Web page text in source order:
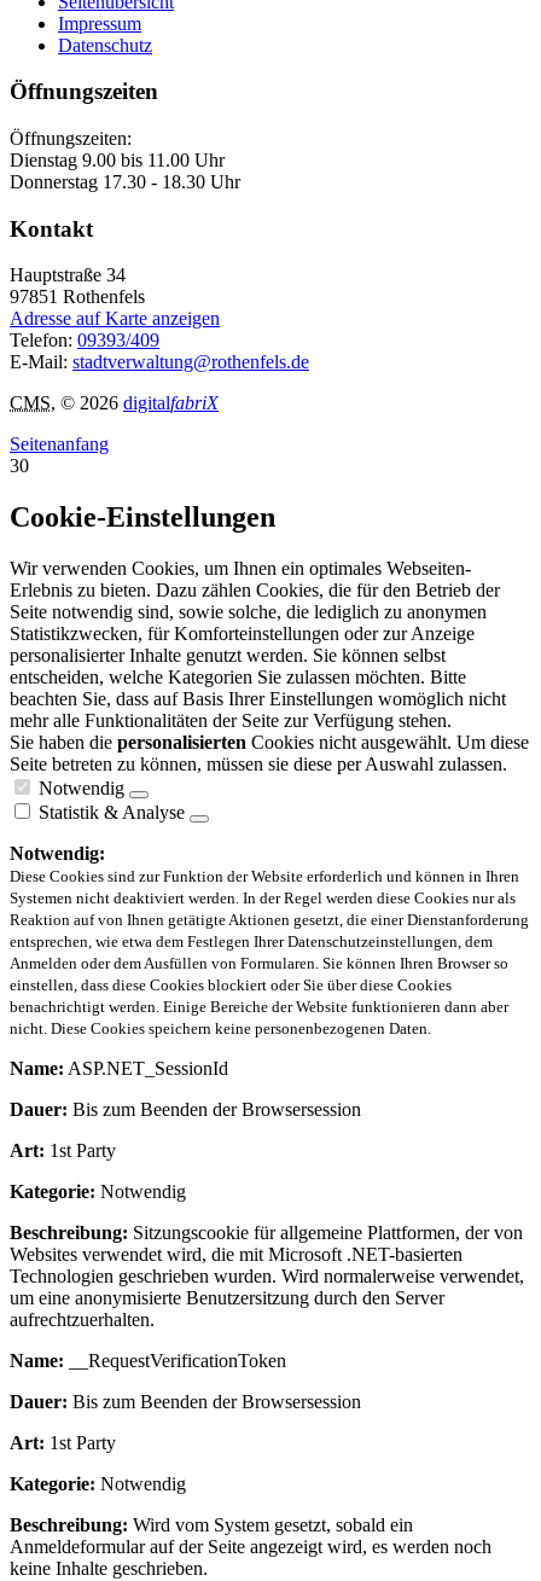
Impressum
Datenschutz
Öffnungszeiten
Öffnungszeiten:
Dienstag 9.00 bis 11.00 Uhr
Donnerstag 17.30 - 18.30 Uhr
Kontakt
Hauptstraße 34
97851 Rothenfels
Adresse auf Karte anzeigen
Telefon: 09393/409
E-Mail: stadtverwaltung@rothenfels.de
CMS, © 2026 digitalfabriX
Seitenanfang
30
Cookie-Einstellungen
Wir verwenden Cookies, um Ihnen ein optimales Webseiten-
Erlebnis zu bieten. Dazu zählen Cookies, die für den Betrieb der
Seite notwendig sind, sowie solche, die lediglich zu anonymen
Statistikzwecken, für Komforteinstellungen oder zur Anzeige
personalisierter Inhalte genutzt werden. Sie können selbst
entscheiden, welche Kategorien Sie zulassen möchten. Bitte
beachten Sie, dass auf Basis Ihrer Einstellungen womöglich nicht
mehr alle Funktionalitäten der Seite zur Verfügung stehen.
Sie haben die personalisierten Cookies nicht ausgewählt. Um diese
Seite betreten zu können, müssen sie diese per Auswahl zulassen.
Notwendig
Statistik & Analyse
Notwendig:
Diese Cookies sind zur Funktion der Website erforderlich und können in Ihren
Systemen nicht deaktiviert werden. In der Regel werden diese Cookies nur als
Reaktion auf von Ihnen getätigte Aktionen gesetzt, die einer Dienstanforderung
entsprechen, wie etwa dem Festlegen Ihrer Datenschutzeinstellungen, dem
Anmelden oder dem Ausfüllen von Formularen. Sie können Ihren Browser so
einstellen, dass diese Cookies blockiert oder Sie über diese Cookies
benachrichtigt werden. Einige Bereiche der Website funktionieren dann aber
nicht. Diese Cookies speichern keine personenbezogenen Daten.
Name: ASP.NET_SessionId
Dauer: Bis zum Beenden der Browsersession
Art: 1st Party
Kategorie: Notwendig
Beschreibung: Sitzungscookie für allgemeine Plattformen, der von
Websites verwendet wird, die mit Microsoft .NET-basierten
Technologien geschrieben wurden. Wird normalerweise verwendet,
um eine anonymisierte Benutzersitzung durch den Server
aufrechtzuerhalten.
Name: __RequestVerificationToken
Dauer: Bis zum Beenden der Browsersession
Art: 1st Party
Kategorie: Notwendig
Beschreibung: Wird vom System gesetzt, sobald ein
Anmeldeformular auf der Seite angezeigt wird, es werden noch
keine Inhalte geschrieben.